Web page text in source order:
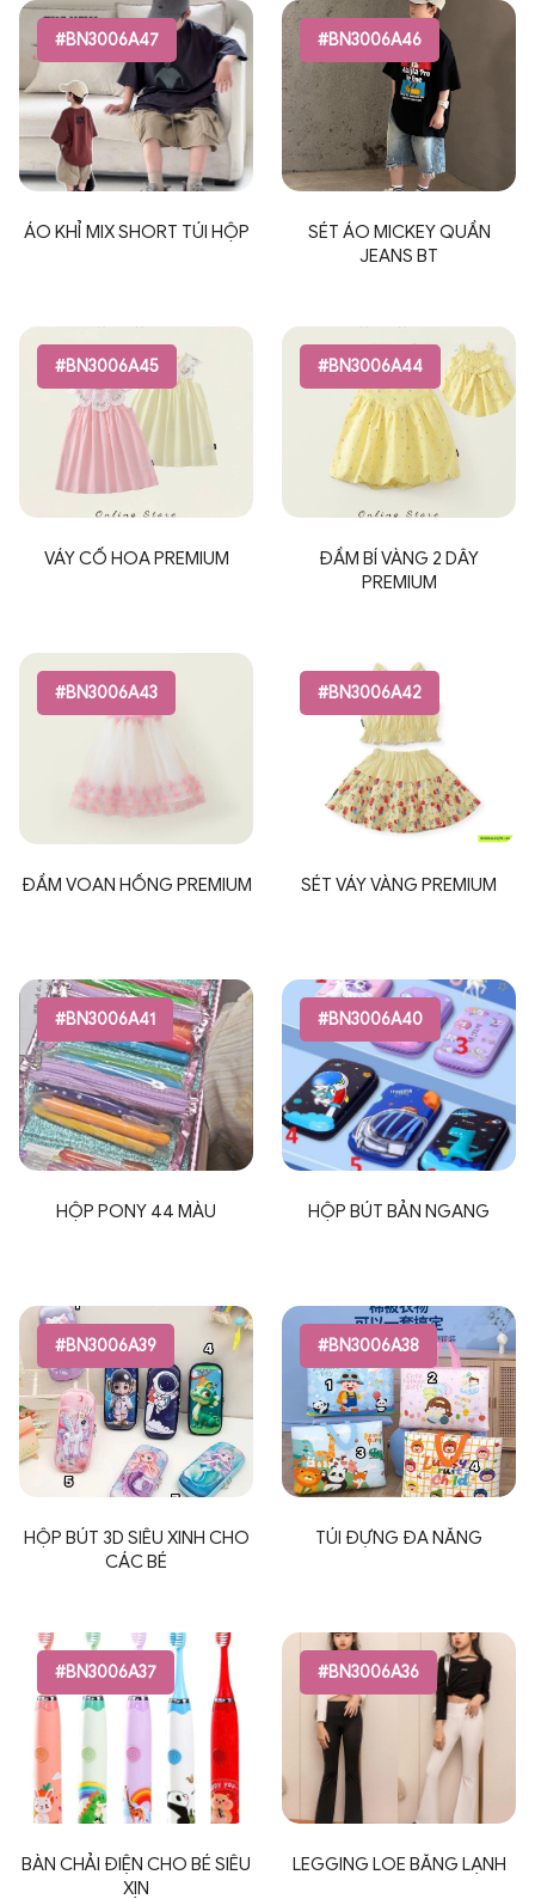
#BN3006A47
ÁO KHỈ MIX SHORT TÚI HỘP
#BN3006A46
SÉT ÁO MICKEY QUẦN
JEANS BT
#BN3006A45
VÁY CỔ HOA PREMIUM
#BN3006A44
ĐẦM BÍ VÀNG 2 DÂY
PREMIUM
#BN3006A43
ĐẦM VOAN HỒNG PREMIUM
#BN3006A42
SÉT VÁY VÀNG PREMIUM
#BN3006A41
HỘP PONY 44 MÀU
#BN3006A40
HỘP BÚT BẢN NGANG
#BN3006A39
HỘP BÚT 3D SIÊU XINH CHO
CÁC BÉ
#BN3006A38
TÚI ĐỰNG ĐA NĂNG
#BN3006A37
BÀN CHẢI ĐIỆN CHO BÉ SIÊU
XỊN
#BN3006A36
LEGGING LOE BĂNG LẠNH